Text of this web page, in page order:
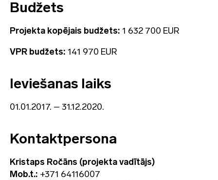
Budžets
Projekta kopējais budžets: 1 632 700 EUR
VPR budžets: 141 970 EUR
Ieviešanas laiks
01.01.2017. – 31.12.2020.
Kontaktpersona
Kristaps Ročāns (projekta vadītājs)
Mob.t.: +371 64116007